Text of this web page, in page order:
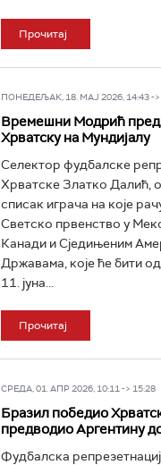
Прочитај
ПОНЕДЕЉАК, 18. МАЈ 2026, 14:43 ->
Времешни Модрић
Хрватску на Мундијалу
Селектор фудбалске
Хрватске Златко Далић,
списак играча на које
Светско првенство у
Канади и Сједињеним
Државама, које ће бити
11. јуна...
Прочитај
СРЕДА, 01. АПР 2026, 10:11 -> 15:28
Бразил победио
предводио Аргентину
Фудбалска